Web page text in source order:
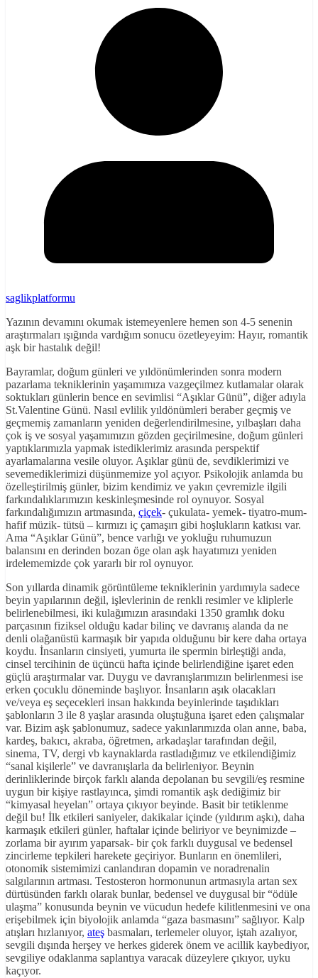
saglikplatformu
Yazının devamını okumak istemeyenlere hemen son 4-5 senenin
araştırmaları ışığında vardığım sonucu özetleyeyim: Hayır, romantik
aşk bir hastalık değil!
Bayramlar, doğum günleri ve yıldönümlerinden sonra modern
pazarlama tekniklerinin yaşamımıza vazgeçilmez kutlamalar olarak
soktukları günlerin bence en sevimlisi “Aşıklar Günü”, diğer adıyla
St.Valentine Günü. Nasıl evlilik yıldönümleri beraber geçmiş ve
geçmemiş zamanların yeniden değerlendirilmesine, yılbaşları daha
çok iş ve sosyal yaşamımızın gözden geçirilmesine, doğum günleri
yaptıklarımızla yapmak istediklerimiz arasında perspektif
ayarlamalarına vesile oluyor. Aşıklar günü de, sevdiklerimizi ve
sevemediklerimizi düşünmemize yol açıyor. Psikolojik anlamda bu
özelleştirilmiş günler, bizim kendimiz ve yakın çevremizle ilgili
farkındalıklarımızın keskinleşmesinde rol oynuyor. Sosyal
farkındalığımızın artmasında, çiçek- çukulata- yemek- tiyatro-mum-
hafif müzik- tütsü – kırmızı iç çamaşırı gibi hoşlukların katkısı var.
Ama “Aşıklar Günü”, bence varlığı ve yokluğu ruhumuzun
balansını en derinden bozan öge olan aşk hayatımızı yeniden
irdelememizde çok yararlı bir rol oynuyor.
Son yıllarda dinamik görüntüleme tekniklerinin yardımıyla sadece
beyin yapılarının değil, işlevlerinin de renkli resimler ve kliplerle
belirlenebilmesi, iki kulağımızın arasındaki 1350 gramlık doku
parçasının fiziksel olduğu kadar bilinç ve davranış alanda da ne
denli olağanüstü karmaşık bir yapıda olduğunu bir kere daha ortaya
koydu. İnsanların cinsiyeti, yumurta ile spermin birleştiği anda,
cinsel tercihinin de üçüncü hafta içinde belirlendiğine işaret eden
güçlü araştırmalar var. Duygu ve davranışlarımızın belirlenmesi ise
erken çocuklu döneminde başlıyor. İnsanların aşık olacakları
ve/veya eş seçecekleri insan hakkında beyinlerinde taşıdıkları
şablonların 3 ile 8 yaşlar arasında oluştuğuna işaret eden çalışmalar
var. Bizim aşk şablonumuz, sadece yakınlarımızda olan anne, baba,
kardeş, bakıcı, akraba, öğretmen, arkadaşlar tarafından değil,
sinema, TV, dergi vb kaynaklarda rastladığımız ve etkilendiğimiz
“sanal kişilerle” ve davranışlarla da belirleniyor. Beynin
derinliklerinde birçok farklı alanda depolanan bu sevgili/eş resmine
uygun bir kişiye rastlayınca, şimdi romantik aşk dediğimiz bir
“kimyasal heyelan” ortaya çıkıyor beyinde. Basit bir tetiklenme
değil bu! İlk etkileri saniyeler, dakikalar içinde (yıldırım aşkı), daha
karmaşık etkileri günler, haftalar içinde beliriyor ve beynimizde –
zorlama bir ayırım yaparsak- bir çok farklı duygusal ve bedensel
zincirleme tepkileri harekete geçiriyor. Bunların en önemlileri,
otonomik sistemimizi canlandıran dopamin ve noradrenalin
salgılarının artması. Testosteron hormonunun artmasıyla artan sex
dürtüsünden farklı olarak bunlar, bedensel ve duygusal bir “ödüle
ulaşma” konusunda beynin ve vücudun hedefe kilitlenmesini ve ona
erişebilmek için biyolojik anlamda “gaza basmasını” sağlıyor. Kalp
atışları hızlanıyor, ateş basmaları, terlemeler oluyor, iştah azalıyor,
sevgili dışında herşey ve herkes giderek önem ve acillik kaybediyor,
sevgiliye odaklanma saplantıya varacak düzeylere çıkıyor, uyku
kaçıyor.